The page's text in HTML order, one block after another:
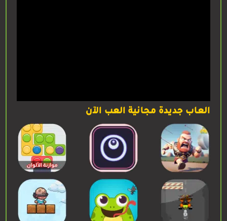
العاب جديدة مجانية العب الآن